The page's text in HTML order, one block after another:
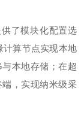
了模块化配置选
计算节点实现本地
与本地存储；在超
，实现纳米级采